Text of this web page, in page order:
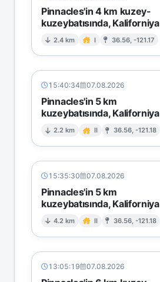
Pinnacles'in 4 km kuzey-
kuzeybatısında, Kaliforniya
2.4 km I 36.56, -121.17
15:40:34 07.08.2026
Pinnacles'in 5 km
kuzeybatısında, Kaliforniya
2.2 km II 36.56, -121.18
15:35:30 07.08.2026
Pinnacles'in 5 km
kuzeybatısında, Kaliforniya
4.2 km II 36.56, -121.18
13:05:19 07.08.2026